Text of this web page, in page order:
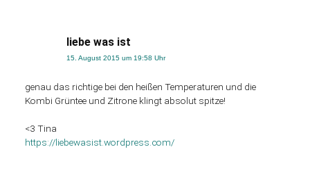
liebe was ist
15. August 2015 um 19:58 Uhr
genau das richtige bei den heißen Temperaturen und die
Kombi Grüntee und Zitrone klingt absolut spitze!
<3 Tina
https://liebewasist.wordpress.com/